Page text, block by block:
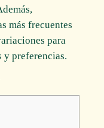
más frecuentes
para
y preferencias.